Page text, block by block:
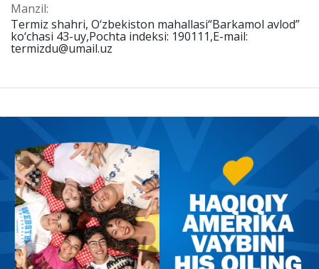
Manzil:
Termiz shahri, O‘zbekiston mahallasi“Barkamol avlod”
ko‘chasi 43-uy,Pochta indeksi: 190111,E-mail:
termizdu@umail.uz